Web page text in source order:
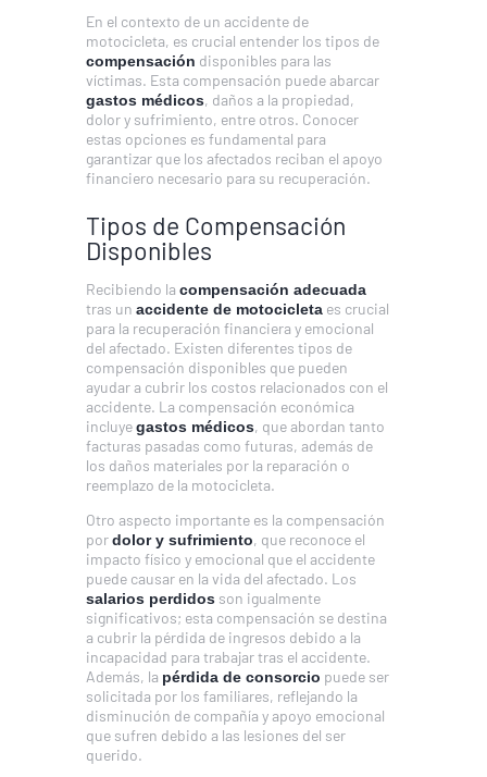
En el contexto de un accidente de
motocicleta, es crucial entender los tipos de
compensación disponibles para las
víctimas. Esta compensación puede abarcar
gastos médicos, daños a la propiedad,
dolor y sufrimiento, entre otros. Conocer
estas opciones es fundamental para
garantizar que los afectados reciban el apoyo
financiero necesario para su recuperación.
Tipos de Compensación
Disponibles
Recibiendo la compensación adecuada
tras un accidente de motocicleta es crucial
para la recuperación financiera y emocional
del afectado. Existen diferentes tipos de
compensación disponibles que pueden
ayudar a cubrir los costos relacionados con el
accidente. La compensación económica
incluyegastos médicos, que abordan tanto
facturas pasadas como futuras, además de
los daños materiales por la reparación o
reemplazo de la motocicleta.
Otro aspecto importante es la compensación
pordolor y sufrimiento, que reconoce el
impacto físico y emocional que el accidente
puede causar en la vida del afectado. Los
salarios perdidos son igualmente
significativos; esta compensación se destina
a cubrir la pérdida de ingresos debido a la
incapacidad para trabajar tras el accidente.
Además, la pérdida de consorcio puede ser
solicitada por los familiares, reflejando la
disminución de compañía y apoyo emocional
que sufren debido a las lesiones del ser
querido.